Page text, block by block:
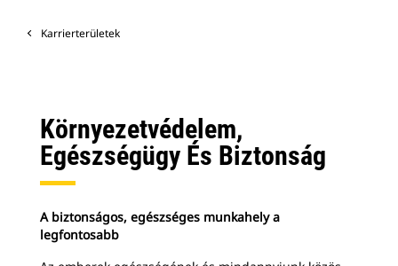
Karrierterületek
Környezetvédelem,
Egészségügy És Biztonság
A biztonságos, egészséges munkahely a
legfontosabb